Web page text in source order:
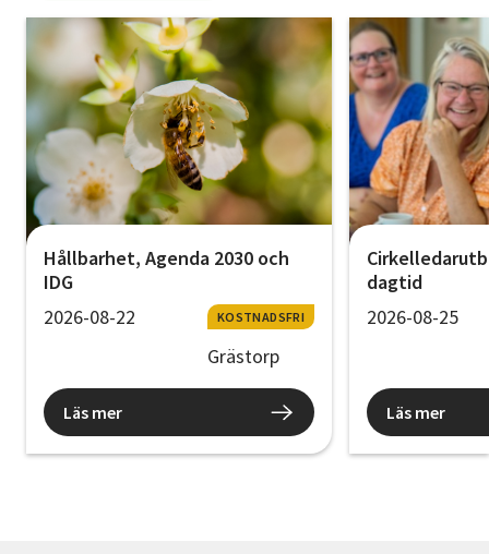
Hållbarhet, Agenda 2030 och
IDG
2026-08-22
KOSTNADSFRI
Grästorp
Läs mer
dagtid
2026-08-25
Läs mer